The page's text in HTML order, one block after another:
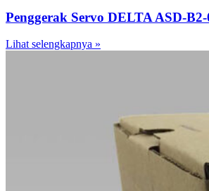
Penggerak Servo DELTA ASD-
Lihat selengkapnya »